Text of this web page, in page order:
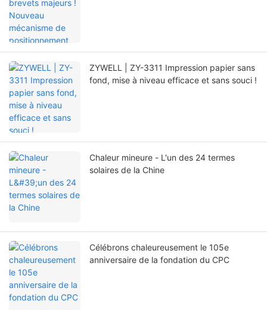
ZYWELL | ZY-3311 Impression papier sans
fond, mise à niveau efficace et sans souci !
Chaleur mineure - L'un des 24 termes
solaires de la Chine
Célébrons chaleureusement le 105e
anniversaire de la fondation du CPC